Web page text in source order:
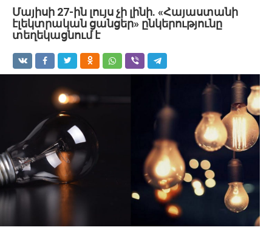
Մայիսի 27-ին լույս չի լինի. «Հայաստանի
էլեկտրական ցանցեր» ընկերությունը
տեղեկացնում է